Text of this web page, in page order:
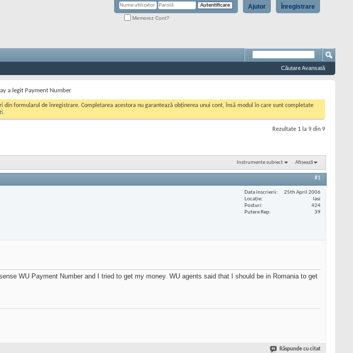
Înregistrare
Ajutor
Memorez Cont?
Căutare Avansată
a legit Payment Number
din formularul de înregistrare. Completarea acestora nu garantează obținerea unui cont, însă modul în care sunt completate
.
Rezultate 1 la 9 din 9
Instrumente subiect Afișează
#1
Data înscrierii
25th April 2006
Locaţie
Iasi
Posturi
424
Putere Rep
39
WU Payment Number and I tried to get my money. WU agents said that I should be in Romania to get
Răspunde cu citat